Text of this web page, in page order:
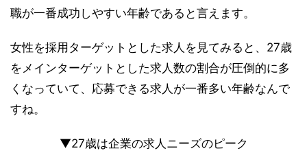
職が一番成功しやすい年齢であると言えます。
女性を採用ターゲットとした求人を見てみると、27歳
をメインターゲットとした求人数の割合が圧倒的に多
くなっていて、応募できる求人が一番多い年齢なんで
すね。
▼27歳は企業の求人ニーズのピーク